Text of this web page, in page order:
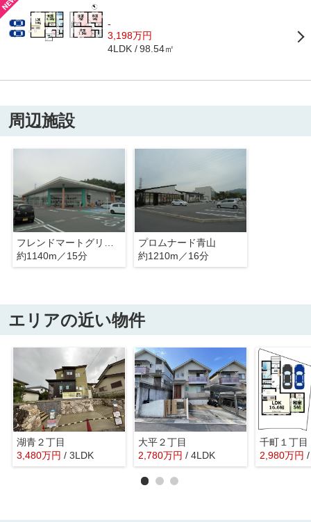
-
3,198万円
4LDK 98.54㎡
周辺施設
フレンドマートグリーンヒル青山店
約1140m／15分
プロムナード青山
約1210m／16分
エリアの近い物件
湖青２丁目
3,480万円 / 3LDK
大平２丁目
2,780万円 / 4LDK 2,980万円